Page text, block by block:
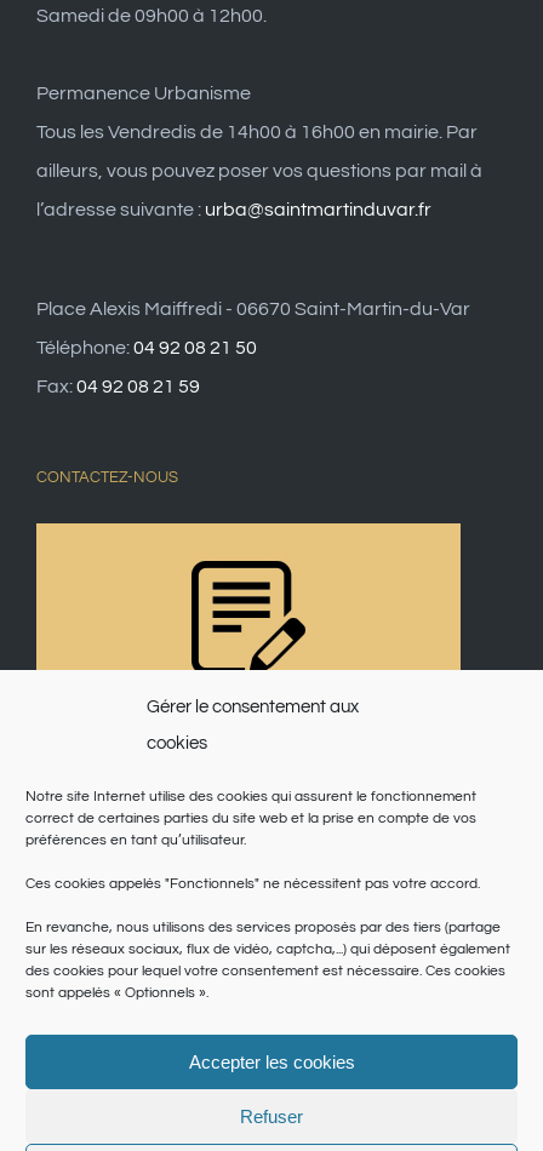
Gérer le consentement aux
cookies
Notre site Internet utilise des cookies qui assurent le fonctionnement
correct de certaines parties du site web et la prise en compte de vos
préférences en tant qu’utilisateur.
Ces cookies appelés "Fonctionnels" ne nécessitent pas votre accord.
En revanche, nous utilisons des services proposés par des tiers (partage
sur les réseaux sociaux, flux de vidéo, captcha,...) qui déposent également
des cookies pour lequel votre consentement est nécessaire. Ces cookies
sont appelés « Optionnels ».
Accepter les cookies
Refuser
Samedi de 09h00 à 12h00.
Permanence Urbanisme
Tous les Vendredis de 14h00 à 16h00 en mairie. Par
ailleurs, vous pouvez poser vos questions par mail à
l’adresse suivante : urba@saintmartinduvar.fr
Place Alexis Maiffredi - 06670 Saint-Martin-du-Var
Téléphone:04 92 08 21 50
Fax:04 92 08 21 59
CONTACTEZ-NOUS
Conditions générales